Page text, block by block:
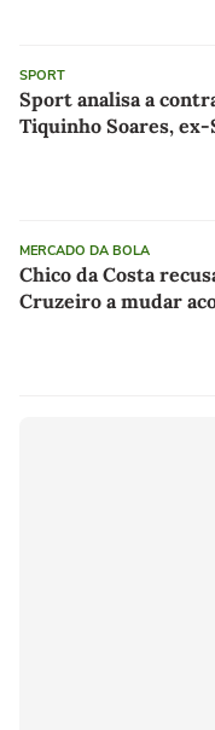
SPORT
Sport analisa a
Tiquinho Soares, ex-
MERCADO DA BOLA
Chico da Costa
Cruzeiro a mudar